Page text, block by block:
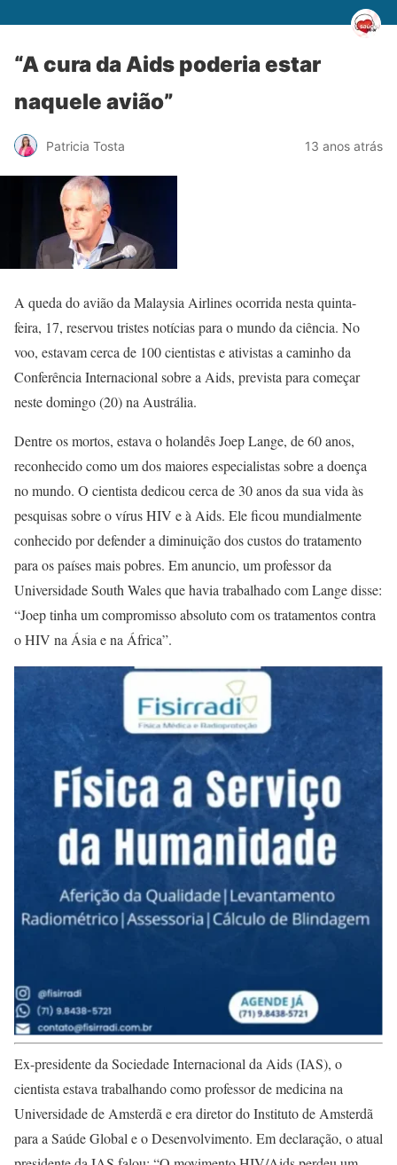
“A cura da Aids poderia estar
naquele avião”
Patricia Tosta 13 anos atrás
A queda do avião da Malaysia Airlines ocorrida nesta quinta-
feira, 17, reservou tristes notícias para o mundo da ciência. No
voo, estavam cerca de 100 cientistas e ativistas a caminho da
Conferência Internacional sobre a Aids, prevista para começar
neste domingo (20) na Austrália.
Dentre os mortos, estava o holandês Joep Lange, de 60 anos,
reconhecido como um dos maiores especialistas sobre a doença
no mundo. O cientista dedicou cerca de 30 anos da sua vida às
pesquisas sobre o vírus HIV e à Aids. Ele ficou mundialmente
conhecido por defender a diminuição dos custos do tratamento
para os países mais pobres. Em anuncio, um professor da
Universidade South Wales que havia trabalhado com Lange disse:
“Joep tinha um compromisso absoluto com os tratamentos contra
o HIV na Ásia e na África”.
Ex-presidente da Sociedade Internacional da Aids (IAS), o
cientista estava trabalhando como professor de medicina na
Universidade de Amsterdã e era diretor do Instituto de Amsterdã
para a Saúde Global e o Desenvolvimento. Em declaração, o atual